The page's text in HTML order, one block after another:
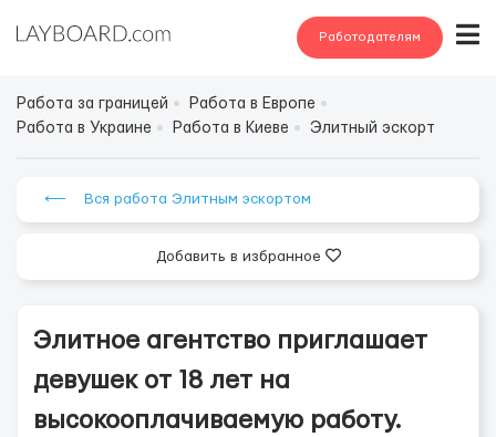
Работодателям
Работа за границей
Работа в Европе
Работа в Украине
Работа в Киеве Элитный эскорт
⟵ Вся работа Элитным эскортом
Добавить в избранное
Элитное агентство приглашает
девушек от 18 лет на
высокооплачиваемую работу.